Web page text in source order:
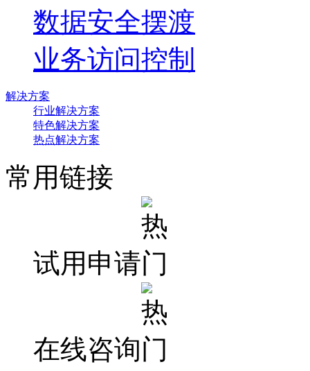
数据安全摆渡
业务访问控制
解决方案
行业解决方案
特色解决方案
热点解决方案
常用链接
试用申请
在线咨询